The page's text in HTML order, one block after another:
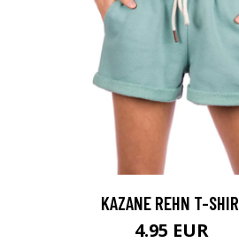
KAZANE REHN T-
4.95 EUR